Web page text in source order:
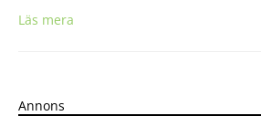
Läs mera
Annons